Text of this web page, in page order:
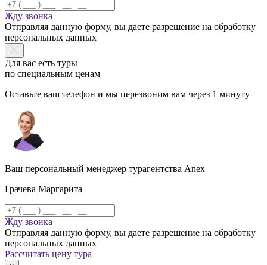
Жду звонка
Отправляя данную форму, вы даете разрешение на обработку
персональных данных
Для вас есть туры
по специальным ценам
Оставьте ваш телефон и мы перезвоним вам через 1 минуту
Ваш персональный менеджер турагентства Anex
Грачева Маргарита
Жду звонка
Отправляя данную форму, вы даете разрешение на обработку
персональных данных
Рассчитать цену тура